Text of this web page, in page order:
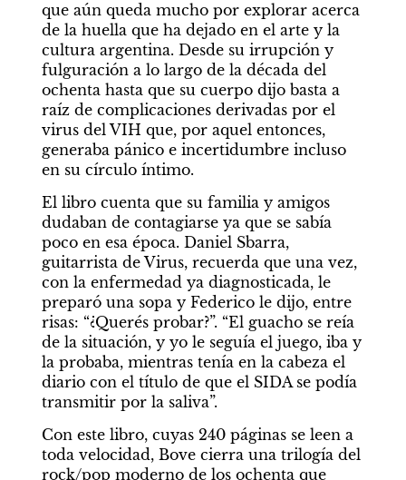
que aún queda mucho por explorar acerca
de la huella que ha dejado en el arte y la
cultura argentina. Desde su irrupción y
fulguración a lo largo de la década del
ochenta hasta que su cuerpo dijo basta a
raíz de complicaciones derivadas por el
virus del VIH que, por aquel entonces,
generaba pánico e incertidumbre incluso
en su círculo íntimo.
El libro cuenta que su familia y amigos
dudaban de contagiarse ya que se sabía
poco en esa época. Daniel Sbarra,
guitarrista de Virus, recuerda que una vez,
con la enfermedad ya diagnosticada, le
preparó una sopa y Federico le dijo, entre
risas: “¿Querés probar?”. “El guacho se reía
de la situación, y yo le seguía el juego, iba y
la probaba, mientras tenía en la cabeza el
diario con el título de que el SIDA se podía
transmitir por la saliva”.
Con este libro, cuyas 240 páginas se leen a
toda velocidad, Bove cierra una trilogía del
rock/pop moderno de los ochenta que